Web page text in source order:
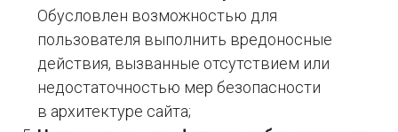
Обусловлен возможностью для
пользователя выполнить вредоносные
действия, вызванные отсутствием или
недостаточностью мер безопасности
в архитектуре сайта;